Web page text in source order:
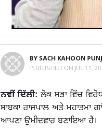
BY SACH KAHOON
PUBLISHED ON JUL 11,
ਨਵੀਂ ਦਿੱਲੀ: ਲੋਕ ਸਭਾ ਵਿੱਚ
ਸਾਬਕਾ ਰਾਜਪਾਲ ਅਤੇ ਮਹਾਤਮਾ
ਆਪਣਾ ਉਮੀਦਵਾਰ ਬਣਾਇਆ ਹੈ।